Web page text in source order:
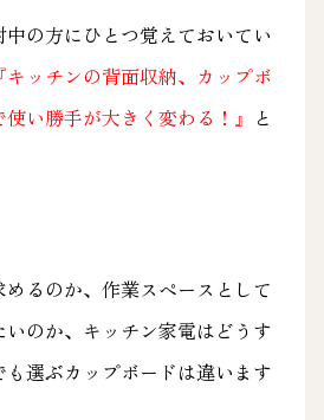
の方にひとつ覚えておいてい
『キッチンの背面収納、カップボ
い勝手が大きく変わる！』 と
めるのか、作業スペースとして
いのか、キッチン家電はどうす
も選ぶカップボードは違います